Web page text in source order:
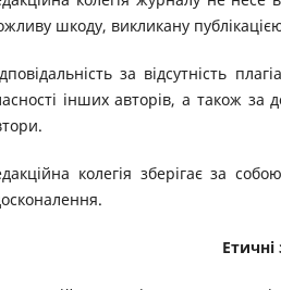
шкоду, викликану публікацією
за відсутність
інших авторів, а також за
колегія зберігає за